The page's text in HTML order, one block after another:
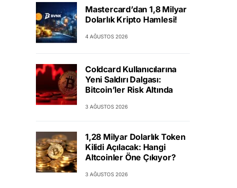
Mastercard’dan 1,8 Milyar
Dolarlık Kripto Hamlesi!
4 AĞUSTOS 2026
Coldcard Kullanıcılarına
Yeni Saldırı Dalgası:
Bitcoin’ler Risk Altında
3 AĞUSTOS 2026
1,28 Milyar Dolarlık Token
Kilidi Açılacak: Hangi
Altcoinler Öne Çıkıyor?
3 AĞUSTOS 2026